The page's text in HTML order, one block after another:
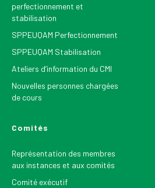
perfectionnement et
stabilisation
SPPEUQAM Perfectionnement
SPPEUQAM Stabilisation
Ateliers d’information du CMI
Nouvelles personnes chargées
de cours
Comités
Représentation des membres
aux instances et aux comités
Comité exécutif